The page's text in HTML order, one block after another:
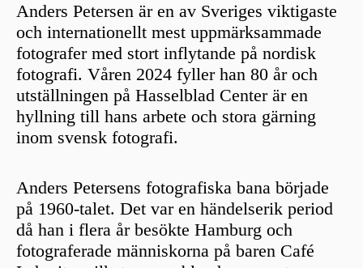
Anders Petersen är en av Sveriges viktigaste
och internationellt mest uppmärksammade
fotografer med stort inflytande på nordisk
fotografi. Våren 2024 fyller han 80 år och
utställningen på Hasselblad Center är en
hyllning till hans arbete och stora gärning
inom svensk fotografi.
Anders Petersens fotografiska bana började
på 1960-talet. Det var en händelserik period
då han i flera år besökte Hamburg och
fotograferade människorna på baren Café